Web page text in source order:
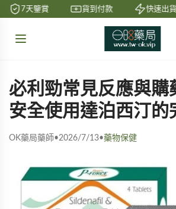
7天鑒賞 貨到付款 快速出貨
必利勁常見反應與購
安全使用達泊西汀的
OK藥局藥師•2026/7/13•藥物保健